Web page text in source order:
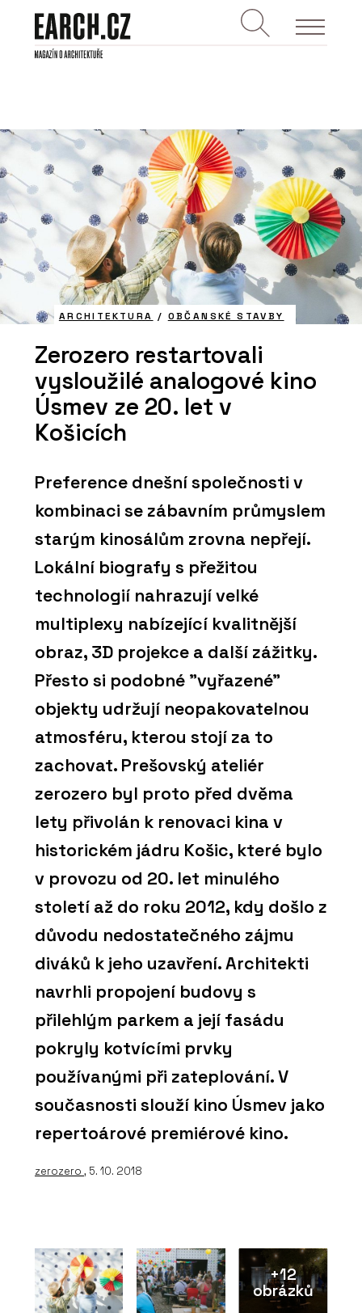
ARCHITEKTURA / OBČANSKÉ STAVBY
Zerozero restartovali
vysloužilé analogové kino
Úsmev ze 20. let v
Košicích
Preference dnešní společnosti v
kombinaci se zábavním průmyslem
starým kinosálům zrovna nepřejí.
Lokální biografy s přežitou
technologií nahrazují velké
multiplexy nabízející kvalitnější
obraz, 3D projekce a další zážitky.
Přesto si podobné "vyřazené"
objekty udržují neopakovatelnou
atmosféru, kterou stojí za to
zachovat. Prešovský ateliér
zerozero byl proto před dvěma
lety přivolán k renovaci kina v
historickém jádru Košic, které bylo
v provozu od 20. let minulého
století až do roku 2012, kdy došlo z
důvodu nedostatečného zájmu
diváků k jeho uzavření. Architekti
navrhli propojení budovy s
přilehlým parkem a její fasádu
pokryly kotvícími prvky
používanými při zateplování. V
současnosti slouží kino Úsmev jako
repertoárové premiérové kino.
zerozero , 5. 10. 2018
+12
obrázků